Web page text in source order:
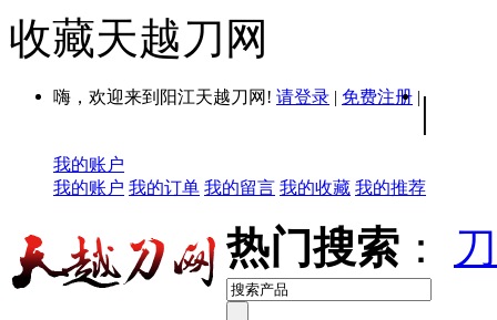
收藏天越刀网
嗨，欢迎来到阳江天越刀网! 请登录 | 免费注册 | |
我的账户
我的账户 我的订单 我的留言 我的收藏 我的推荐
热门搜索 ：